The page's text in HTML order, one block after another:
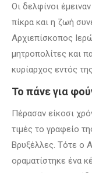
Οι δελφίνοι
πίκρα και η ζωή
Αρχιεπίσκοπος
μητροπολίτες και
κυρίαρχος εντός
Το πάνε για
Πέρασαν είκοσι
τιμές το γραφείο
Βρυξέλλες. Τότε ο
οραματίστηκε ένα